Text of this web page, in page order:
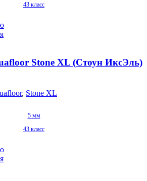
43 класс
Stone XL (Стоун ИксЭль)
, Stone XL
5 мм
43 класс